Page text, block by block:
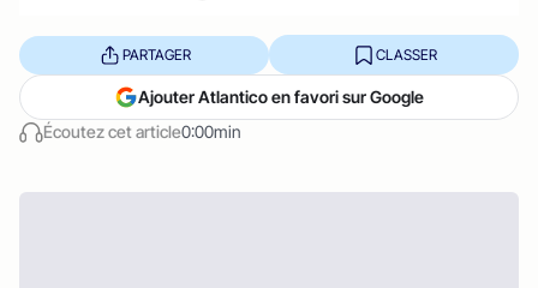
Écoutez cet article0:00min
PARTAGER CLASSER
Ajouter Atlantico en favori sur Google